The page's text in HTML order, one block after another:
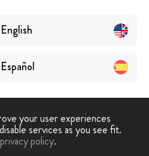
English
Español
your user experiences
services as you see fit.
privacy policy.